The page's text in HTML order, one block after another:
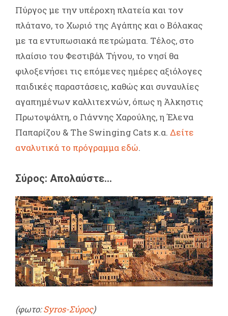
Πύργος με την υπέροχη πλατεία και τον
πλάτανο, το Χωριό της Αγάπης και ο Βόλακας
με τα εντυπωσιακά πετρώματα. Τέλος, στο
πλαίσιο του Φεστιβάλ Τήνου, το νησί θα
φιλοξενήσει τις επόμενες ημέρες αξιόλογες
παιδικές παραστάσεις, καθώς και συναυλίες
αγαπημένων καλλιτεχνών, όπως η Άλκηστις
Πρωτοψάλτη, ο Γιάννης Χαρούλης, η Έλενα
Παπαρίζου & The Swinging Cats κ.α. Δείτε
αναλυτικά το πρόγραμμα εδώ.
Σύρος: Απολαύστε…
(φωτο:Syros-Σύρος)